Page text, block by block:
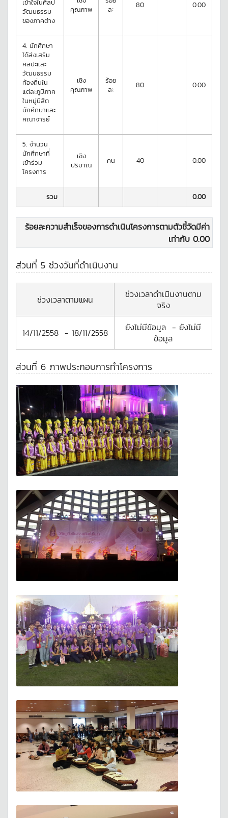
เข้าใจในศิลป
วัฒนธรรม
ของภาคต่าง
คุณภาพ
ละ
80 0.00
4. นักศึกษา
ได้ส่งเสริม
ศิลปะและ
วัฒนธรรม
ท้องถิ่นใน
แต่ละภูมิภาค
ในหมู่นิสิต
นักศึกษาและ
คณาจารย์
เชิง
คุณภาพ
ร้อย
ละ
80 0.00
5. จำนวน
นักศึกษาที่
เข้าร่วม
โครงการ
เชิง
ปริมาณ
คน 40 0.00
รวม 0.00
ร้อยละความสำเร็จของการดำเนินโครงการตามตัวชี้วัดมีค่า
เท่ากับ 0.00
ส่วนที่ 5 ช่วงวันที่ดำเนินงาน
ช่วงเวลาตามแผน
ช่วงเวลาดำเนินงานตาม
จริง
14/11/2558 - 18/11/2558 ยังไม่มีข้อมูล - ยังไม่มี
ข้อมูล
ส่วนที่ 6 ภาพประกอบการทำโครงการ